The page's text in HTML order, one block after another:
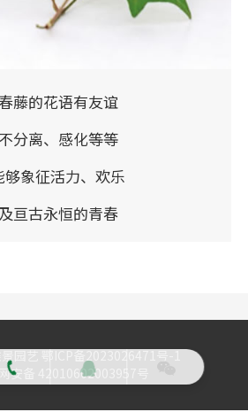
藤的花语有友谊
分离、感化等等
够象征活力、欢乐
亘古永恒的青春
园艺鄂ICP备2023026471号-1
网安备 42010602003957号